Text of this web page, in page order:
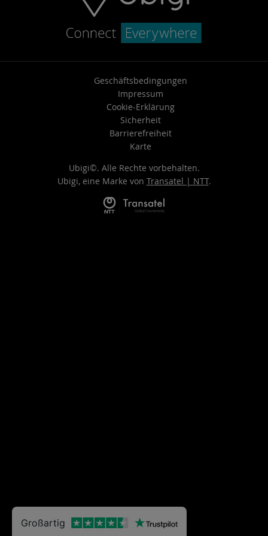
Geschäftsbedingungen
Impressum
Cookie-Erklärung
Sicherheit
Barrierefreiheit
Karte
Ubigi©. Alle Rechte vorbehalten.
Ubigi, eine Marke von Transatel | NTT.
Großartig